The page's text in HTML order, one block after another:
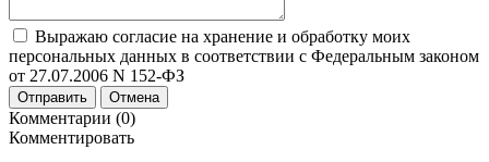
Выражаю согласие на хранение и обработку моих
персональных данных в соответствии с Федеральным законом
от 27.07.2006 N 152-ФЗ
Отправить Отмена
Комментарии (0)
Комментировать